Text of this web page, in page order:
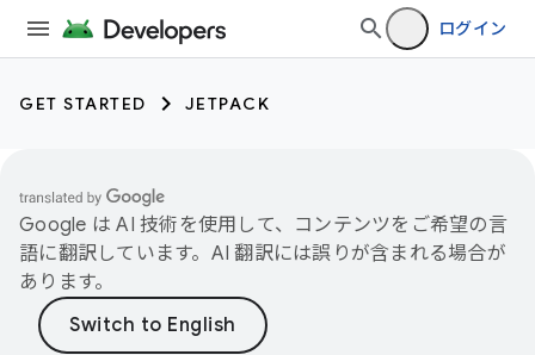
ログイン
GET STARTED JETPACK
Google は AI 技術を使用して、コンテンツをご希望の言
語に翻訳しています。AI 翻訳には誤りが含まれる場合が
あります。